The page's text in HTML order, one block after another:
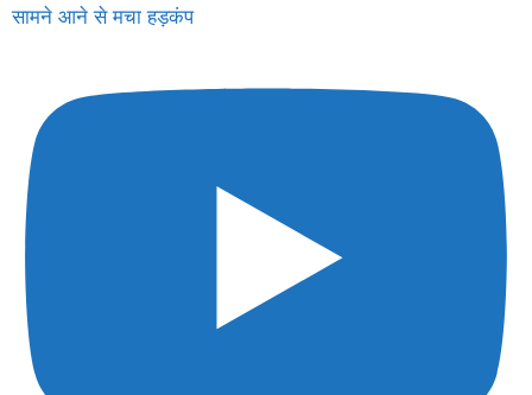
सामने आने से मचा हड़कंप